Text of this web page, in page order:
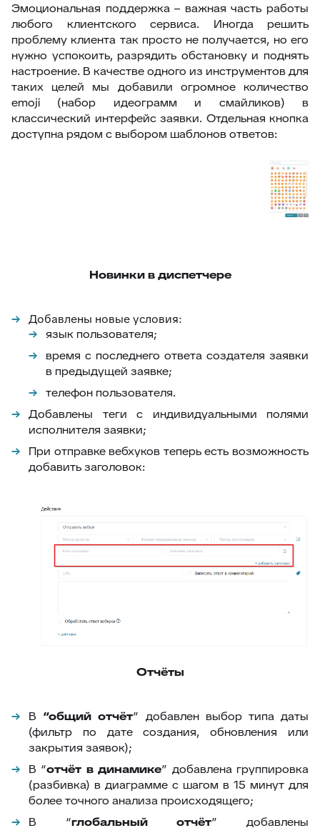
Эмоциональная поддержка – важная часть работы
любого клиентского сервиса. Иногда решить
проблему клиента так просто не получается, но его
нужно успокоить, разрядить обстановку и поднять
настроение. В качестве одного из инструментов для
таких целей мы добавили огромное количество
emoji (набор идеограмм и смайликов) в
классический интерфейс заявки. Отдельная кнопка
доступна рядом с выбором шаблонов ответов:
Новинки в диспетчере
Добавлены новые условия:
язык пользователя;
время с последнего ответа создателя заявки
в предыдущей заявке;
телефон пользователя.
Добавлены теги с индивидуальными полями
исполнителя заявки;
При отправке вебхуков теперь есть возможность
добавить заголовок:
Отчёты
В “общий отчёт” добавлен выбор типа даты
(фильтр по дате создания, обновления или
закрытия заявок);
В “отчёт в динамике” добавлена группировка
(разбивка) в диаграмме с шагом в 15 минут для
более точного анализа происходящего;
В “глобальный отчёт” добавлены